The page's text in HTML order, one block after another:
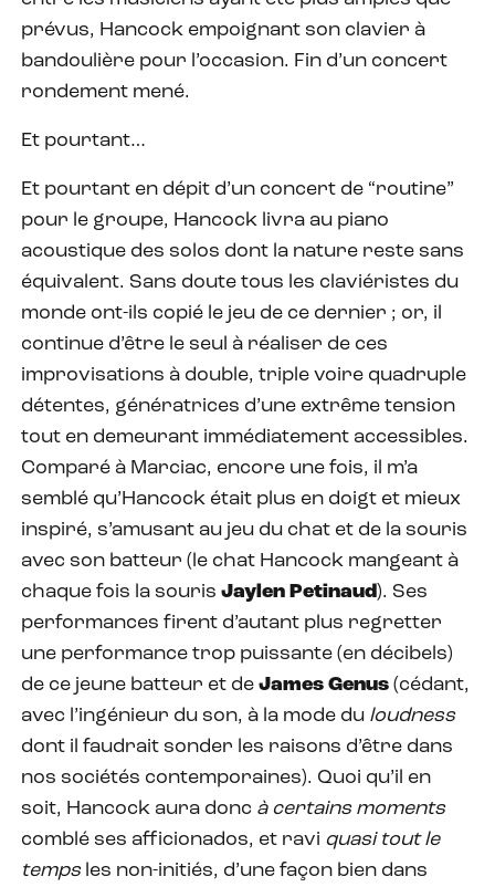
prévus, Hancock empoignant son clavier à
bandoulière pour l’occasion. Fin d’un concert
rondement mené.
Et pourtant…
Et pourtant en dépit d’un concert de “routine”
pour le groupe, Hancock livra au piano
acoustique des solos dont la nature reste sans
équivalent. Sans doute tous les claviéristes du
monde ont-ils copié le jeu de ce dernier ; or, il
continue d’être le seul à réaliser de ces
improvisations à double, triple voire quadruple
détentes, génératrices d’une extrême tension
tout en demeurant immédiatement accessibles.
Comparé à Marciac, encore une fois, il m’a
semblé qu’Hancock était plus en doigt et mieux
inspiré, s’amusant au jeu du chat et de la souris
avec son batteur (le chat Hancock mangeant à
chaque fois la souris Jaylen Petinaud). Ses
performances firent d’autant plus regretter
une performance trop puissante (en décibels)
de ce jeune batteur et de James Genus (cédant,
avec l’ingénieur du son, à la mode du loudness
dont il faudrait sonder les raisons d’être dans
nos sociétés contemporaines). Quoi qu’il en
soit, Hancock aura donc à certains moments
comblé ses afficionados, et ravi quasi tout le
tempsles non-initiés, d’une façon bien dans